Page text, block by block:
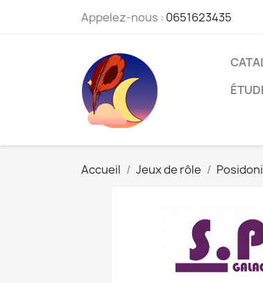
Appelez-nous : 0651623435
Accueil Jeux de rôle